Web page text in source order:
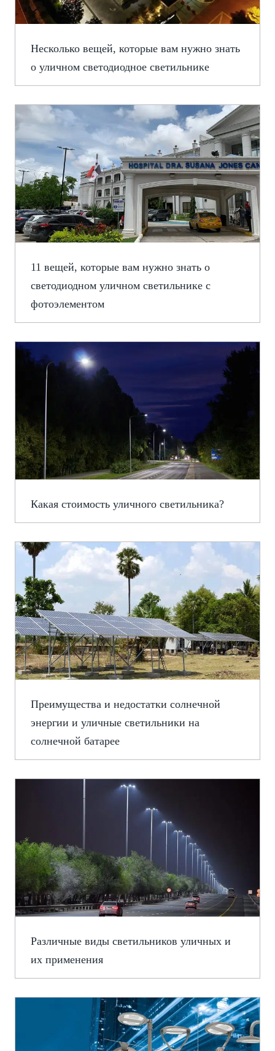
Несколько вещей, которые вам нужно знать
о уличном светодиодное светильнике
11 вещей, которые вам нужно знать о
светодиодном уличном светильнике с
фотоэлементом
Какая стоимость уличного светильника?
Преимущества и недостатки солнечной
энергии и уличные светильники на
солнечной батарее
Различные виды светильников уличных и
их применения